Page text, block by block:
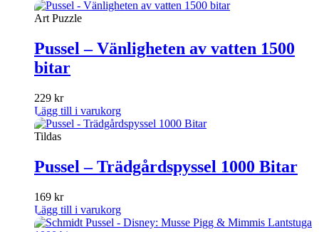
Art Puzzle
Pussel – Vänligheten av vatten 1500
bitar
229 kr
Lägg till i varukorg
Tildas
Pussel – Trädgårdspyssel 1000 Bitar
169 kr
Lägg till i varukorg